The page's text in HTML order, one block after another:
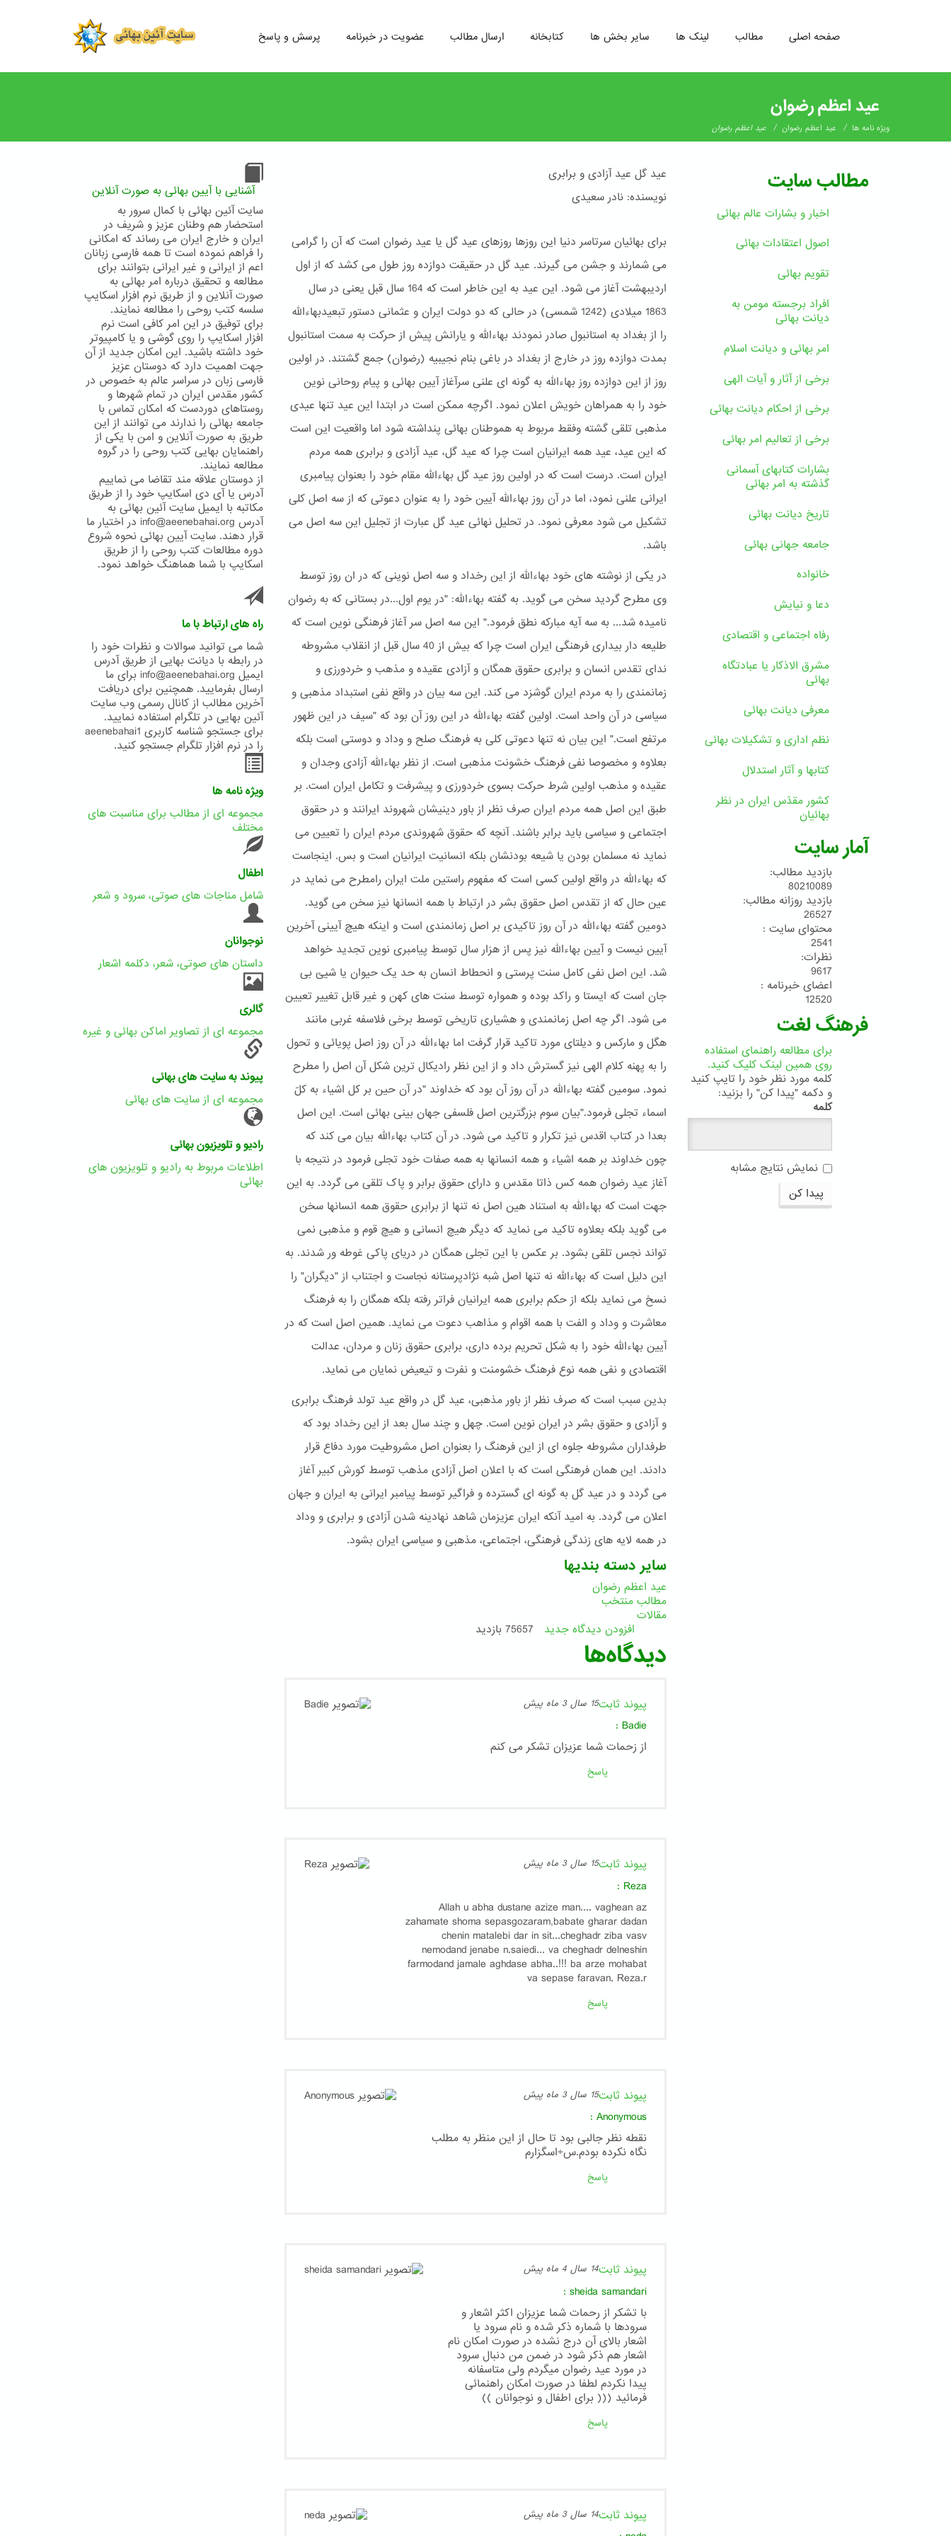
رفتن
پرسش و پاسخ عضویت در خبرنامه ارسال مطالب کتابخانه سایر بخش ها لینک ها مطالب صفحه اصلی
عید اعظم رضوان
ویژه نامه ها / عید اعظم رضوان / عید اعظم رضوان
عید گل عید آزادی و برابری
نویسنده: نادر سعیدی
برای بهائیان سرتاسر دنیا این روزها روزهای عید گل یا عید رضوان است که آن را گرامی
می شمارند و جشن می گیرند. عید گل در حقیقت دوازده روز طول می کشد که از اول
اردیبهشت آغاز می شود. این عید به این خاطر است که 164 سال قبل یعنی در سال
1863 میلادی (1242 شمسی) در حالی که دو دولت ایران و عثمانی دستور تبعیدبهاءالله
را از بغداد به استانبول صادر نمودند بهاءالله و یارانش پیش از حرکت به سمت استانبول
بمدت دوازده روز در خارج از بغداد در باغی بنام نجیبیه (رضوان) جمع گشتند. در اولین
روز از این دوازده روز بهاءالله به گونه ای علنی سرآغاز آیین بهائی و پیام روحانی نوین
خود را به همراهان خویش اعلان نمود. اگرچه ممکن است در ابتدا این عید تنها عیدی
مذهبی تلقی گشته وفقط مربوط به هموطنان بهائی پنداشته شود اما واقعیت این است
که این عید، عید همه ایرانیان است چرا که عید گل، عید آزادی و برابری همه مردم
ایران است. درست است که در اولین روز عید گل بهاءالله مقام خود را بعنوان پیامبری
ایرانی علنی نمود، اما در آن روز بهاءالله آیین خود را به عنوان دعوتی که از سه اصل کلی
تشکیل می شود معرفی نمود. در تحلیل نهائی عید گل عبارت از تجلیل این سه اصل می
باشد.
در یکی از نوشته های خود بهاءالله از این رخداد و سه اصل نوینی که در ان روز توسط
وی مطرح گردید سخن می گوید. به گفته بهاءالله: "در یوم اول...در بستانی که به رضوان
نامیده شد... به سه آیه مبارکه نطق فرمود." این سه اصل سر آغاز فرهنگی نوین است که
طلیعه دار بیداری فرهنگی ایران است چرا که بیش از 40 سال قبل از انقلاب مشروطه
ندای تقدس انسان و برابری حقوق همگان و آزادی عقیده و مذهب و خردورزی و
زمانمندی را به مردم ایران گوشزد می کند. این سه بیان در واقع نفی استبداد مذهبی و
سیاسی در آن واحد است. اولین گفته بهاءالله در این روز آن بود که "سیف در این ظهور
مرتفع است." این بیان نه تنها دعوتی کلی به فرهنگ صلح و وداد و دوستی است بلکه
بعلاوه و مخصوصا نفی فرهنگ خشونت مذهبی است. از نظر بهاءالله آزادی وجدان و
عقیده و مذهب اولین شرط حرکت بسوی خردورزی و پیشرفت و تکامل ایران است. بر
طبق این اصل همه مردم ایران صرف نظر از باور دینیشان شهروند ایرانند و در حقوق
اجتماعی و سیاسی باید برابر باشند. آنچه که حقوق شهروندی مردم ایران را تعیین می
نماید نه مسلمان بودن یا شیعه بودنشان بلکه انسانیت ایرانیان است و بس. اینجاست
که بهاءالله در واقع اولین کسی است که مفهوم راستین ملت ایران رامطرح می نماید در
عین حال که از تقدس اصل حقوق بشر در ارتباط با همه انسانها نیز سخن می گوید.
دومین گفته بهاءالله در آن روز تاکیدی بر اصل زمانمندی است و اینکه هیچ آیینی آخرین
آیین نیست و آیین بهاءالله نیز پس از هزار سال توسط پیامبری نوین تجدید خواهد
شد. این اصل نفی کامل سنت پرستی و انحطاط انسان به حد یک حیوان یا شیئ بی
جان است که ایستا و راکد بوده و همواره توسط سنت های کهن و غیر قابل تغییر تعیین
می شود. اگر چه اصل زمانمندی و هشیاری تاریخی توسط برخی فلاسفه غربی مانند
هگل و مارکس و دیلتای مورد تاکید قرار گرفت اما بهاءالله در آن روز اصل پویائی و تحول
را به پهنه کلام الهی نیز گسترش داد و از این نظر رادیکال ترین شکل آن اصل را مطرح
نمود. سومین گفته بهاءالله در آن روز آن بود که خداوند "در آن حین بر کل اشیاء به کلّ
اسماء تجلی فرمود."بیان سوم بزرگترین اصل فلسفی جهان بینی بهائی است. این اصل
بعدا در کتاب اقدس نیز تکرار و تاکید می شود. در آن کتاب بهاءالله بیان می کند که
چون خداوند بر همه اشیاء و همه انسانها به همه صفات خود تجلی فرمود در نتیجه با
آغاز عید رضوان همه کس ذاتا مقدس و دارای حقوق برابر و پاک تلقی می گردد. به این
جهت است که بهاءالله به استناد هین اصل نه تنها از برابری حقوق همه انسانها سخن
می گوید بلکه بعلاوه تاکید می نماید که دیگر هیچ انسانی و هیچ قوم و مذهبی نمی
تواند نجس تلقی بشود. بر عکس با این تجلی همگان در دریای پاکی غوطه ور شدند. به
این دلیل است که بهاءالله نه تنها اصل شبه نژادپرستانه نجاست و اجتناب از "دیگران" را
نسخ می نماید بلکه از حکم برابری همه ایرانیان فراتر رفته بلکه همگان را به فرهنگ
معاشرت و وداد و الفت با همه اقوام و مذاهب دعوت می نماید. همین اصل است که در
آیین بهاءالله خود را به شکل تحریم برده داری، برابری حقوق زنان و مردان، عدالت
اقتصادی و نفی همه نوع فرهنگ خشومنت و نفرت و تیعیض نمایان می نماید.
بدین سبب است که صرف نظر از باور مذهبی، عید گل در واقع عید تولد فرهنگ برابری
و آزادی و حقوق بشر در ایران نوین است. چهل و چند سال بعد از این رخداد بود که
طرفداران مشروطه جلوه ای از این فرهنگ را بعنوان اصل مشروطیت مورد دفاع قرار
دادند. این همان فرهنگی است که با اعلان اصل آزادی مذهب توسط کورش کبیر آغاز
می گردد و در عید گل به گونه ای گسترده و فراگیر توسط پیامبر ایرانی به ایران و جهان
اعلان می گردد. به امید آنکه ایران عزیزمان شاهد نهادینه شدن آزادی و برابری و وداد
در همه لایه های زندگی فرهنگی، اجتماعی، مذهبی و سیاسی ایران بشود.
سایر دسته بندیها
عید اعظم رضوان
مطالب منتخب
مقالات
افزودن دیدگاه جدید
75657 بازدید
دیدگاه‌ها
پیوند ثابت15 سال 3 ماه پیش
Badie
:
از زحمات شما عزیزان تشکر می کنم
پاسخ
پیوند ثابت15 سال 3 ماه پیش
Reza
:
Allah u abha dustane azize man.... vaghean az
zahamate shoma sepasgozaram,babate gharar dadan
chenin matalebi dar in sit...cheghadr ziba vasv
nemodand jenabe n.saiedi... va cheghadr delneshin
farmodand jamale aghdase abha..!!! ba arze mohabat
va sepase faravan. Reza.r
پاسخ
پیوند ثابت15 سال 3 ماه پیش
Anonymous
:
نقطه نظر جالبی بود تا حال از این منظر به مطلب
نگاه نکرده بودم.س÷اسگزارم
پاسخ
پیوند ثابت14 سال 4 ماه پیش
sheida samandari
:
با تشکر از رحمات شما عزیزان اکثر اشعار و
سرودها با شماره ذکر شده و نام سرود یا
اشعار بالای آن درج نشده در صورت امکان نام
اشعار هم ذکر شود در ضمن من دنبال سرود
در مورد عید رضوان میگردم ولی متاسفانه
پیدا نکردم لطفا در صورت امکان راهنمائی
فرمائید ((( برای اطفال و نوجوانان ))
پاسخ
پیوند ثابت14 سال 3 ماه پیش
آشنایی با آیین بهائی به صورت آنلاین
سایت آئین بهائی با کمال سرور به
استحضار هم وطنان عزیز و شریف در
ایران و خارج ایران می رساند که امکانی
را فراهم نموده است تا همه فارسی زبانان
اعم از ایرانی و غیر ایرانی بتوانند برای
مطالعه و تحقیق درباره امر بهائی به
صورت آنلاین و از طریق نرم افزار اسکایپ
سلسه کتب روحی را مطالعه نمایند.
برای توفیق در این امر کافی است نرم
افزار اسکایپ را روی گوشی و یا کامپیوتر
خود داشته باشید. این امکان جدید از آن
جهت اهمیت دارد که دوستان عزیز
فارسی زبان در سراسر عالم به خصوص در
کشور مقدس ایران در تمام شهرها و
روستاهای دوردست که امکان تماس با
جامعه بهائی را ندارند می توانند از این
طریق به صورت آنلاین و امن با یکی از
راهنمایان بهایی کتب روحی را در گروه
مطالعه نمایند.
از دوستان علاقه مند تقاضا می نماییم
آدرس یا آی دی اسکایپ خود را از طریق
مکاتبه با ایمیل سایت آئین بهائی به
آدرس info@aeenebahai.org در اختیار ما
قرار دهند. سایت آیین بهائی نحوه شروع
دوره مطالعات کتب روحی را از طریق
اسکایپ با شما هماهنگ خواهد نمود.
راه های ارتباط با ما
شما می توانید سوالات و نظرات خود را
در رابطه با دیانت بهایی از طریق آدرس
ایمیل info@aeenebahai.org برای ما
ارسال بفرمایید. همچنین برای دریافت
آخرین مطالب از کانال رسمی وب سایت
آئین بهایی در تلگرام استفاده نمایید.
برای جستجو شناسه کاربری aeenebahai1
را در نرم افزار تلگرام جستجو کنید.
ویژه نامه ها
مجموعه ای از مطالب برای مناسبت های
مختلف
اطفال
شامل مناجات های صوتی، سرود و شعر
نوجوانان
داستان های صوتی، شعر، دکلمه اشعار
گالری
مجموعه ای از تصاویر اماکن بهائی و غیره
پیوند به سایت های بهائی
مجموعه ای از سایت های بهائی
رادیو و تلویزیون بهائی
اطلاعات مربوط به رادیو و تلویزیون های
بهائی
مطالب سایت
اخبار و بشارات عالم بهائى
اصول اعتقادات بهائی
تقویم بهائی
افراد برجسته مومن به
دیانت بهائی
امر بهائی و دیانت اسلام
برخی از آثار و آیات الهی
برخی از احکام دیانت بهائی
برخی از تعالیم امر بهائی
بشارات کتابهای آسمانی
گذشته به امر بهائی
تاریخ دیانت بهائی
جامعه جهانی بهائی
خانواده
دعا و نیایش
رفاه اجتماعی و اقتصادی
مشرق الاذکار یا عبادتگاه
بهائی
معرفی دیانت بهائی
نظم اداری و تشکیلات بهائی
کتابها و آثار استدلال
کشور مقدّس ایران در نظر
بهائیان
آمار سایت
بازدید مطالب:
80210089
بازدید روزانه مطالب:
26527
محتوای سایت :
2541
نظرات:
9617
اعضای خبرنامه :
12520
فرهنگ لغت
برای مطالعه راهنمای استفاده
روی همین لینک کلیک کنید.
کلمه مورد نظر خود را تایپ کنید
و دکمه "پیدا کن" را بزنید:
کلمه
نمایش نتایج مشابه
پیدا کن